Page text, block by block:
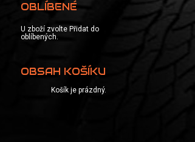
OBLÍBENÉ
U zboží zvolte Přidat do
oblíbených.
OBSAH KOŠÍKU
Košík je prázdný.